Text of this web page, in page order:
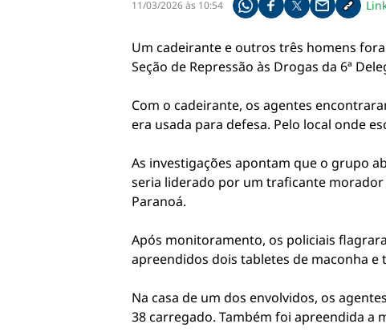
11/03/2026 às 10:54 Compartilhe pelo whatsapp
Compartilhar no
Compartilhar no
Compartilhe
Copiar
Um cadeirante e outros três homens
Seção de Repressão às Drogas da 6ª
Com o cadeirante, os agentes
era usada para defesa. Pelo local onde
As investigações apontam que o grupo
seria liderado por um traficante
Paranoá.
Após monitoramento, os policiais
apreendidos dois tabletes de maconha
Na casa de um dos envolvidos, os
38 carregado. Também foi apreendida